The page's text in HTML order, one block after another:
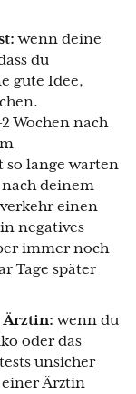
wenn deine
du
gute Idee,
Wochen nach
so lange warten
deinem
einen
negatives
immer noch
Tage später
Ärztin:wenn du
oder das
unsicher
einer Ärztin